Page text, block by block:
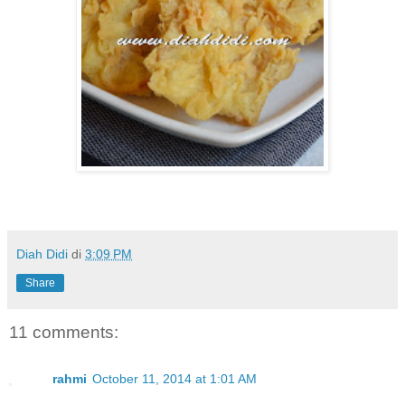
Diah Didi di 3:09 PM
Share
11 comments:
rahmi October 11, 2014 at 1:01 AM